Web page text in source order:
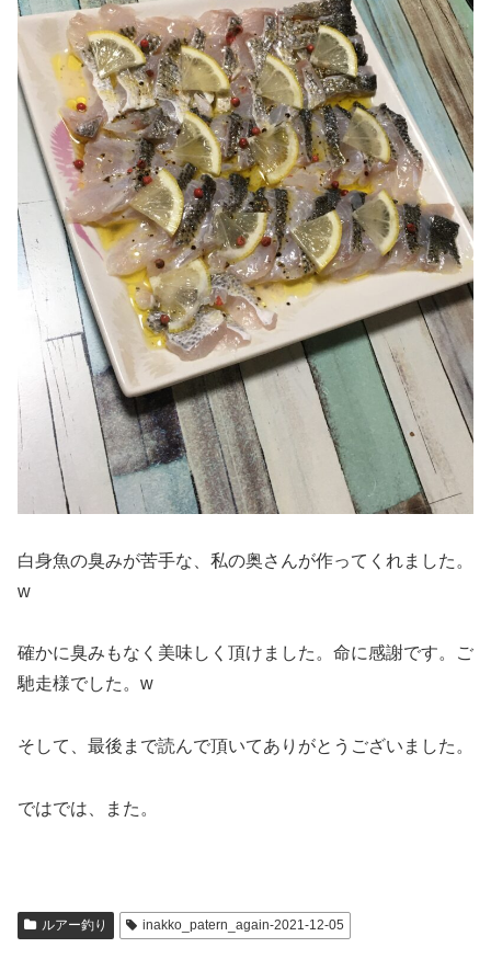
白身魚の臭みが苦手な、私の奥さんが作ってくれました。
w
確かに臭みもなく美味しく頂けました。命に感謝です。ご
馳走様でした。w
そして、最後まで読んで頂いてありがとうございました。
ではでは、また。
ルアー釣り inakko_patern_again-2021-12-05